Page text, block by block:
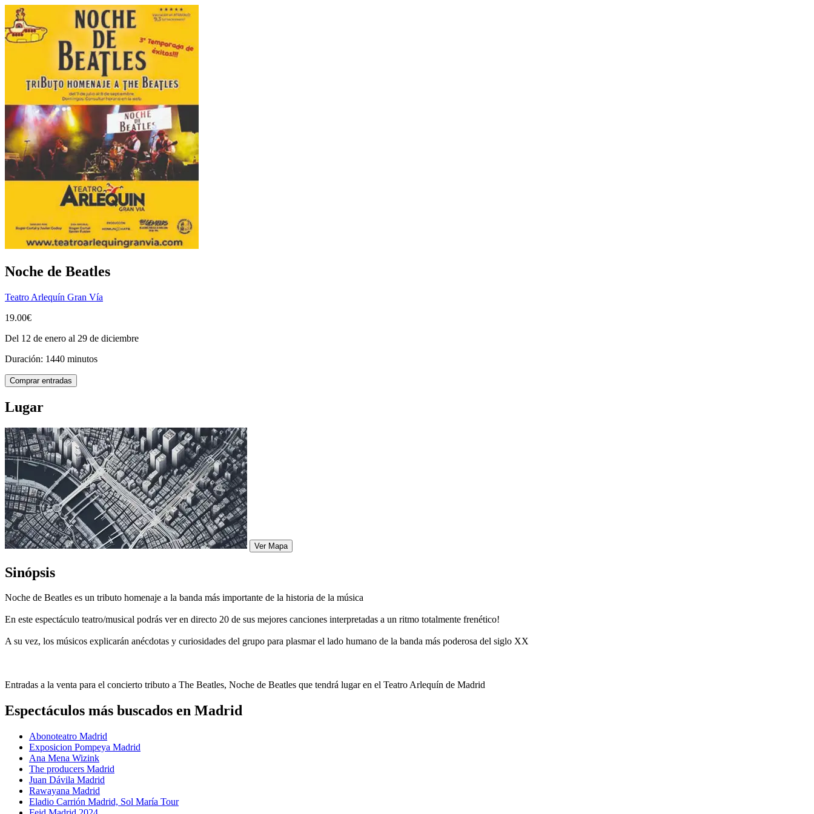
Noche de Beatles
Teatro Arlequín Gran Vía
19.00€
Del 12 de enero al 29 de diciembre
Duración: 1440 minutos
Comprar entradas
Lugar
Ver Mapa
Sinópsis
Noche de Beatles es un tributo homenaje a la banda más importante de la historia de la música
En este espectáculo teatro/musical podrás ver en directo 20 de sus mejores canciones interpretadas a un ritmo totalmente frenético!
A su vez, los músicos explicarán anécdotas y curiosidades del grupo para plasmar el lado humano de la banda más poderosa del siglo XX
Entradas a la venta para el concierto tributo a The Beatles, Noche de Beatles que tendrá lugar en el Teatro Arlequín de Madrid
Espectáculos más buscados en Madrid
Abonoteatro Madrid
Exposicion Pompeya Madrid
Ana Mena Wizink
The producers Madrid
Juan Dávila Madrid
Rawayana Madrid
Eladio Carrión Madrid, Sol María Tour